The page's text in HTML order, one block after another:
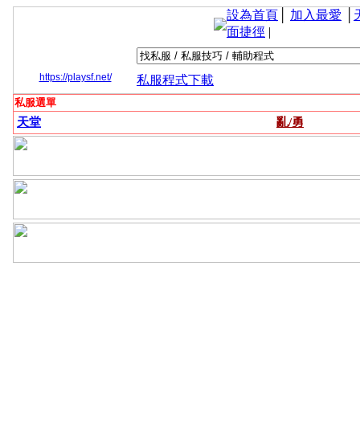
https://playsf.net/
設為首頁 加入最愛
面捷徑 |
私服程式下載
私服選單
天堂 亂/勇